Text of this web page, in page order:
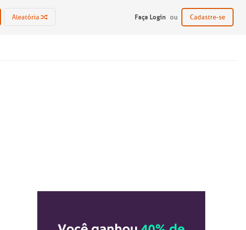
Aleatória Faça Login ou Cadastre-se